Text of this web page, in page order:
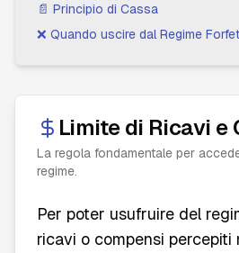
📄 Principio di Cassa
❌ Quando uscire dal Regime
Limite di Ricavi e
La regola fondamentale per
regime.
Per poter usufruire del
ricavi o compensi percepiti